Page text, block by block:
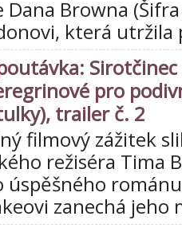
Dana Browna
která utržila
Sirotčinec
pro
trailer č. 2
filmový zážitek
režiséra Tima
zanechá jeho